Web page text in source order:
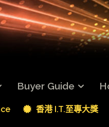
Buyer Guide
香港 I.T.至專大獎